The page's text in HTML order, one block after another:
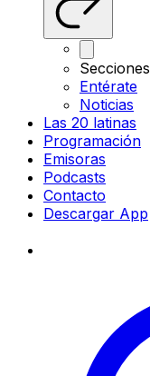
Secciones
Entérate
Noticias
Las 20 latinas
Programación
Emisoras
Podcasts
Contacto
Descargar App